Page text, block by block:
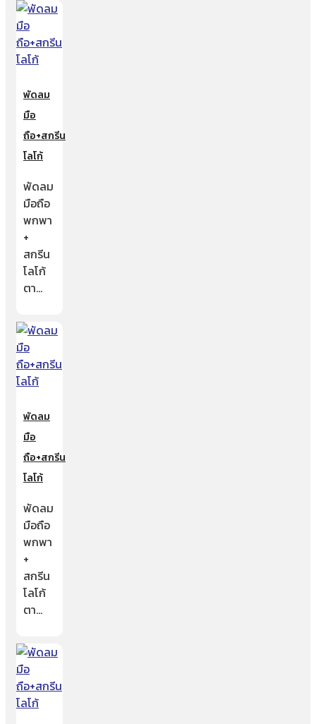
พัดลม
มือ
ถือ+สกรีน
โลโก้
พัดลม
มือถือ
พกพา
+
สกรีน
โลโก้
ตา…
พัดลม
มือ
ถือ+สกรีน
โลโก้
พัดลม
มือถือ
พกพา
+
สกรีน
โลโก้
ตา…